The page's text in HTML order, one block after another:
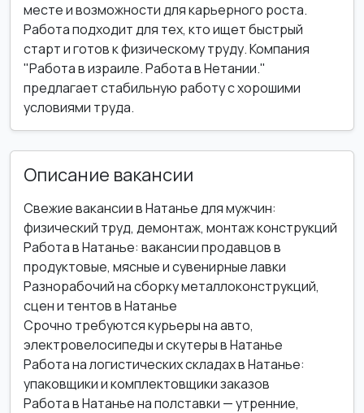
месте и возможности для карьерного роста.
Работа подходит для тех, кто ищет быстрый
старт и готов к физическому труду. Компания
"Работа в израиле. Работа в Нетании."
предлагает стабильную работу с хорошими
условиями труда.
Описание вакансии
Свежие вакансии в Натанье для мужчин:
физический труд, демонтаж, монтаж конструкций
Работа в Натанье: вакансии продавцов в
продуктовые, мясные и сувенирные лавки
Разнорабочий на сборку металлоконструкций,
сцен и тентов в Натанье
Срочно требуются курьеры на авто,
электровелосипеды и скутеры в Натанье
Работа на логистических складах в Натанье:
упаковщики и комплектовщики заказов
Работа в Натанье на полставки — утренние,